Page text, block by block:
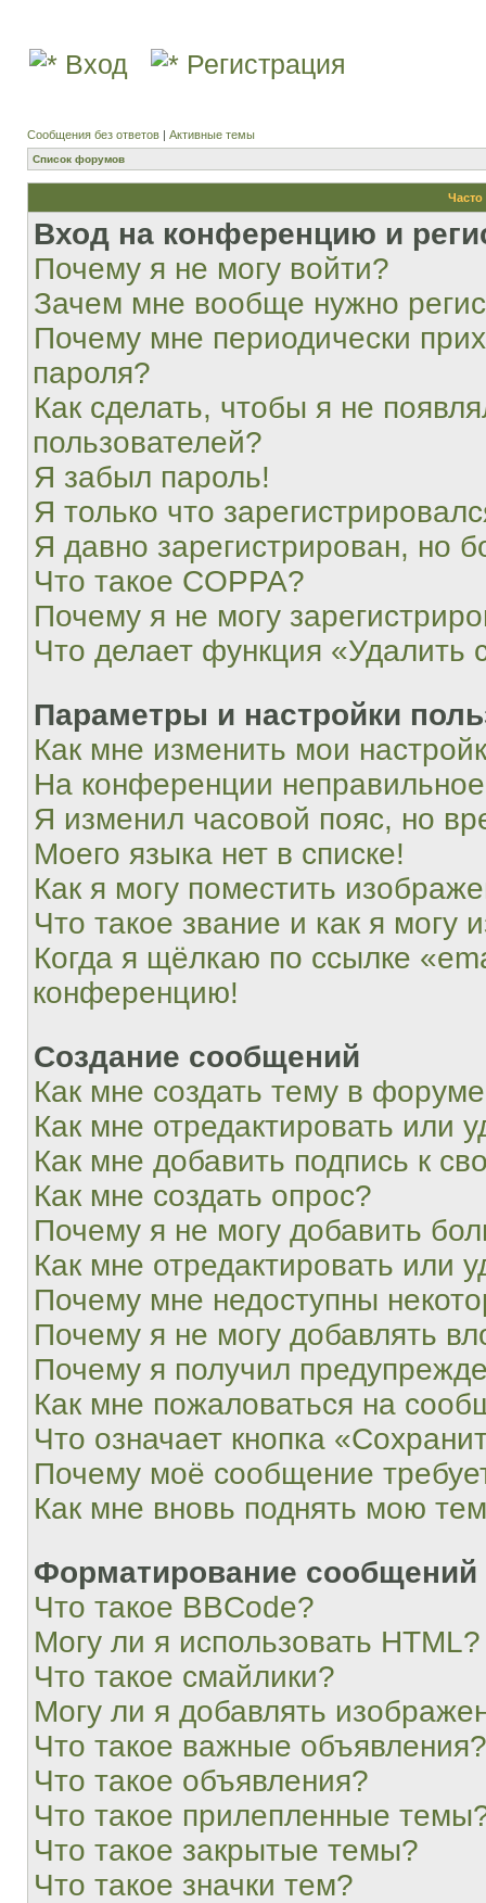
Вход Регистрация
Сообщения без ответов | Активные темы
Список форумов
Вход на конференцию и
Почему я не могу войти?
Зачем мне вообще нужно
Почему мне периодически
пароля?
Как сделать, чтобы я не
пользователей?
Я забыл пароль!
Я только что
Я давно зарегистрирован, но
Что такое COPPA?
Почему я не могу
Что делает функция «Удалить
Параметры и настройки
Как мне изменить мои
На конференции
Я изменил часовой пояс, но
Моего языка нет в списке!
Как я могу поместить
Что такое звание и как я могу
Когда я щёлкаю по ссылке
конференцию!
Создание сообщений
Как мне создать тему в
Как мне отредактировать или
Как мне добавить подпись к
Как мне создать опрос?
Почему я не могу добавить
Как мне отредактировать или
Почему мне недоступны
Почему я не могу добавлять
Почему я получил
Как мне пожаловаться на
Что означает кнопка
Почему моё сообщение
Как мне вновь поднять мою
Форматирование
Что такое BBCode?
Могу ли я использовать HTML?
Что такое смайлики?
Могу ли я добавлять
Что такое важные объявления?
Что такое объявления?
Что такое прилепленные
Что такое закрытые темы?
Что такое значки тем?